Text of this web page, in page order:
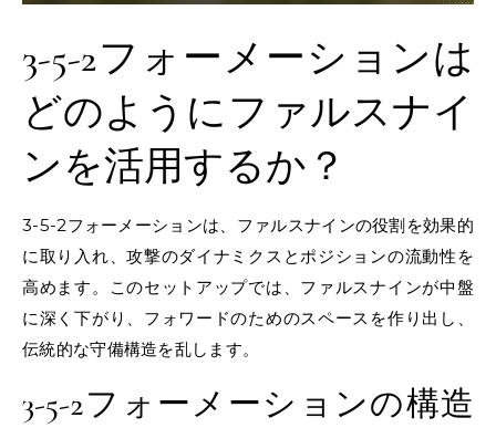
3-5-2フォーメーションは
どのようにファルスナイ
ンを活用するか？
3-5-2フォーメーションは、ファルスナインの役割を効果的
に取り入れ、攻撃のダイナミクスとポジションの流動性を
高めます。このセットアップでは、ファルスナインが中盤
に深く下がり、フォワードのためのスペースを作り出し、
伝統的な守備構造を乱します。
3-5-2フォーメーションの構造